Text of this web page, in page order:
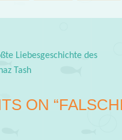
Liebesgeschichte des
Tash
ON “